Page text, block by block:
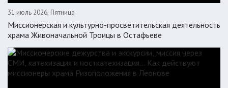
31 июль 2026, Пятница
Миссионерская и культурно-просветительская деятельность
храма Живоначальной Троицы в Остафьеве